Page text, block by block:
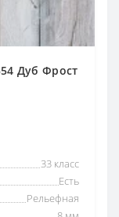
Дуб Фрост
33 класс
Есть
Рельефная